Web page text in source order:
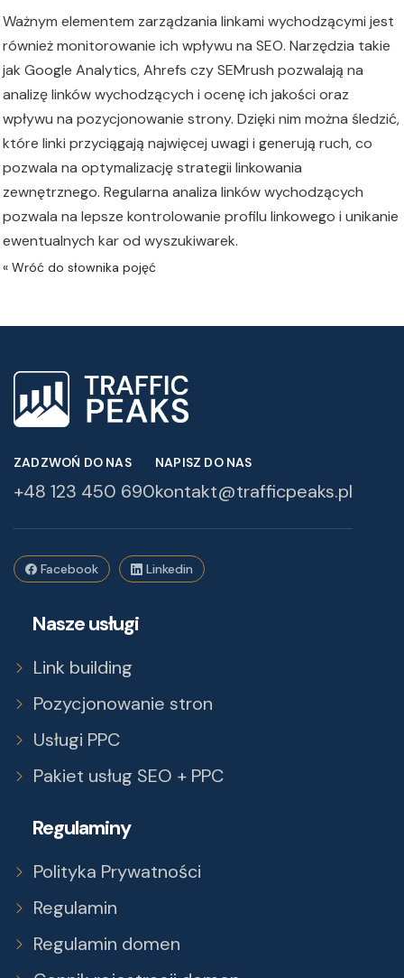
Ważnym elementem zarządzania linkami wychodzącymi jest
również monitorowanie ich wpływu na SEO. Narzędzia takie
jak Google Analytics, Ahrefs czy SEMrush pozwalają na
analizę linków wychodzących i ocenę ich jakości oraz
wpływu na pozycjonowanie strony. Dzięki nim można śledzić,
które linki przyciągają najwięcej uwagi i generują ruch, co
pozwala na optymalizację strategii linkowania
zewnętrznego. Regularna analiza linków wychodzących
pozwala na lepsze kontrolowanie profilu linkowego i unikanie
ewentualnych kar od wyszukiwarek.
ZADZWOŃ DO NAS
+48 123 450 690
NAPISZ DO NAS
kontakt@trafficpeaks.pl
Facebook Linkedin
Nasze usługi
Link building
Pozycjonowanie stron
Usługi PPC
Pakiet usług SEO + PPC
Regulaminy
Polityka Prywatności
Regulamin
Regulamin domen